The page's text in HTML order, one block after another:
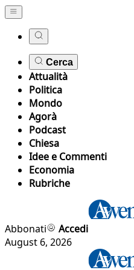
Cerca
Attualità
Politica
Mondo
Agorà
Podcast
Chiesa
Idee e Commenti
Economia
Rubriche
Abbonati
Accedi
August 6, 2026